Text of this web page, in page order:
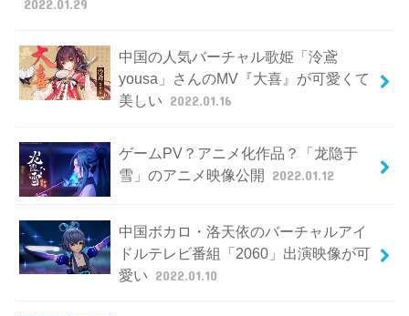
2022.01.29
中国の人気バーチャル歌姫「泠鳶
yousa」さんのMV『大喜』が可愛くて
美しい 2022.01.16
ゲームPV？アニメ化作品？「龙隐于
雪」のアニメ映像公開 2022.01.12
中国ボカロ・洛天依のバーチャルアイ
ドルテレビ番組「2060」出演映像が可
愛い 2022.01.10